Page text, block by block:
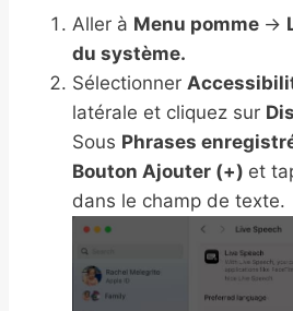
Aller à Menu pomme →
du système.
Sélectionner
latérale et cliquez sur
Sous Phrases
Bouton Ajouter (+) et
dans le champ de texte.